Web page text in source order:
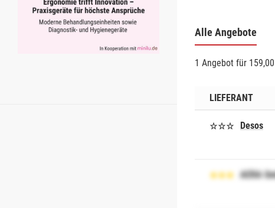
Alle Angebote
1 Angebot für
LIEFERANT
Desos
AERA